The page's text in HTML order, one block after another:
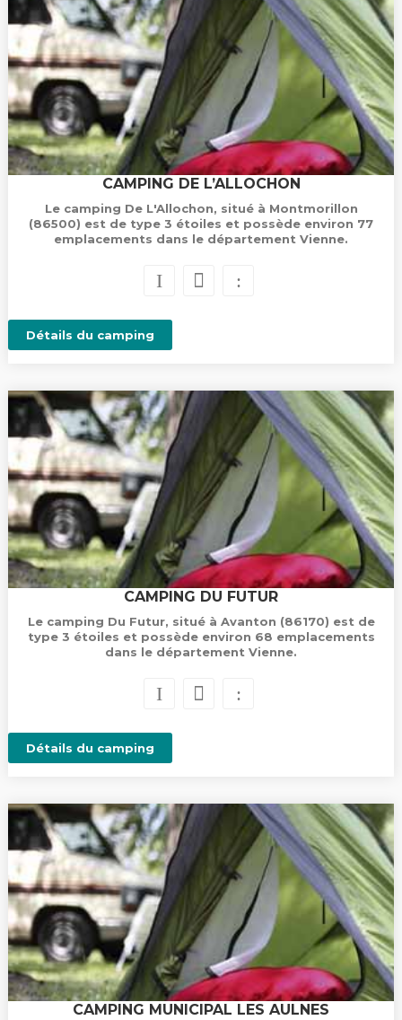
CAMPING DE L’ALLOCHON
Le camping De L'Allochon, situé à Montmorillon
(86500) est de type 3 étoiles et possède environ 77
emplacements dans le département Vienne.
Détails du camping
CAMPING DU FUTUR
Le camping Du Futur, situé à Avanton (86170) est de
type 3 étoiles et possède environ 68 emplacements
dans le département Vienne.
Détails du camping
CAMPING MUNICIPAL LES AULNES